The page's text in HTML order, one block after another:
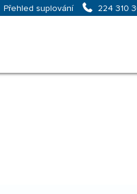
Přehled suplování 224 310